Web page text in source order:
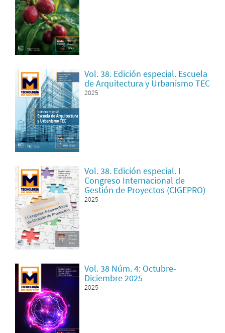
Vol. 38. Edición especial. Escuela
de Arquitectura y Urbanismo TEC
2025
Vol. 38. Edición especial. I
Congreso Internacional de
Gestión de Proyectos (CIGEPRO)
2025
Vol. 38 Núm. 4: Octubre-
Diciembre 2025
2025